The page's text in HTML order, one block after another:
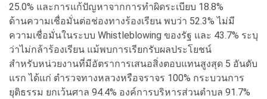
25.0% และการแก้ปัญหาจากการทำผิดระเบียบ 18.8%
ด้านความเชื่อมั่นต่อช่องทางร้องเรียน พบว่า 52.3% ไม่มี
ความเชื่อมั่นในระบบ Whistleblowing ของรัฐ และ 43.7% ระบุ
ว่าไม่กล้าร้องเรียน แม้พบการเรียกรับผลประโยชน์
สำหรับหน่วยงานที่มีอัตราการเสนอสิ่งตอบแทนสูงสุด 5 อันดับ
แรก ได้แก่ ตำรวจทางหลวงหรือจราจร 100% กระบวนการ
ยุติธรรม ยกเว้นศาล 94.4% องค์การบริหารส่วนตำบล 91.7%